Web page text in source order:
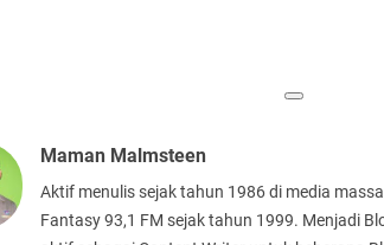
Maman Malmsteen
Aktif menulis sejak tahun 1986 di media
Fantasy 93,1 FM sejak tahun 1999. Menjadi